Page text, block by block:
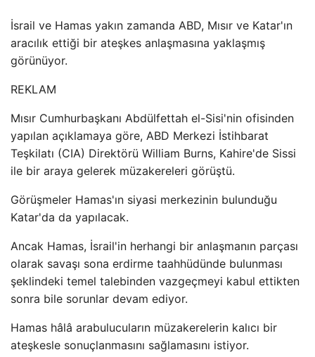
İsrail ve Hamas yakın zamanda ABD, Mısır ve Katar'ın
aracılık ettiği bir ateşkes anlaşmasına yaklaşmış
görünüyor.
REKLAM
Mısır Cumhurbaşkanı Abdülfettah el-Sisi'nin ofisinden
yapılan açıklamaya göre, ABD Merkezi İstihbarat
Teşkilatı (CIA) Direktörü William Burns, Kahire'de Sissi
ile bir araya gelerek müzakereleri görüştü.
Görüşmeler Hamas'ın siyasi merkezinin bulunduğu
Katar'da da yapılacak.
Ancak Hamas, İsrail'in herhangi bir anlaşmanın parçası
olarak savaşı sona erdirme taahhüdünde bulunması
şeklindeki temel talebinden vazgeçmeyi kabul ettikten
sonra bile sorunlar devam ediyor.
Hamas hâlâ arabulucuların müzakerelerin kalıcı bir
ateşkesle sonuçlanmasını sağlamasını istiyor.